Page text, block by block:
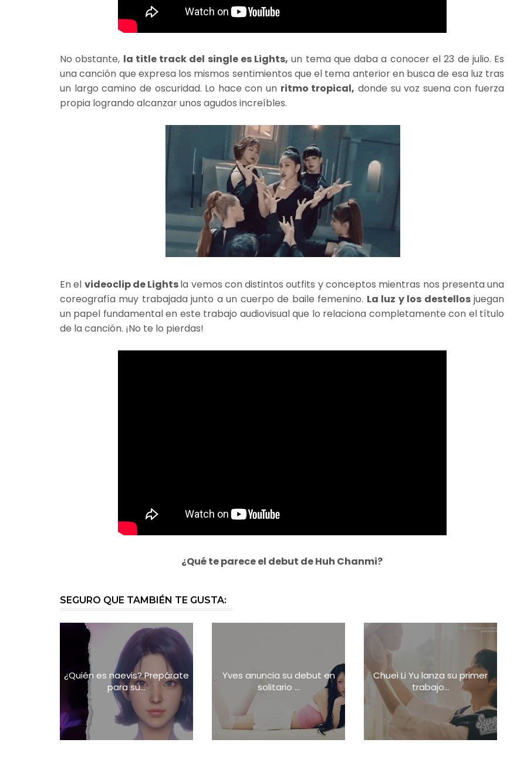
No obstante, la title track del single es Lights, un tema que daba a conocer el 23 de julio. Es
una canción que expresa los mismos sentimientos que el tema anterior en busca de esa luz tras
un largo camino de oscuridad. Lo hace con un ritmo tropical, donde su voz suena con fuerza
propia logrando alcanzar unos agudos increíbles.
En el videoclip de Lightsla vemos con distintos outfits y conceptos mientras nos presenta una
coreografía muy trabajada junto a un cuerpo de baile femenino. La luz y los destellosjuegan
un papel fundamental en este trabajo audiovisual que lo relaciona completamente con el título
de la canción. ¡No te lo pierdas!
¿Qué te parece el debut de Huh Chanmi?
SEGURO QUE TAMBIÉN TE GUSTA:
¿Quién es naevis? Prepárate
para su...
Yves anuncia su debut en
solitario ...
Chuei Li Yu lanza su primer
trabajo...